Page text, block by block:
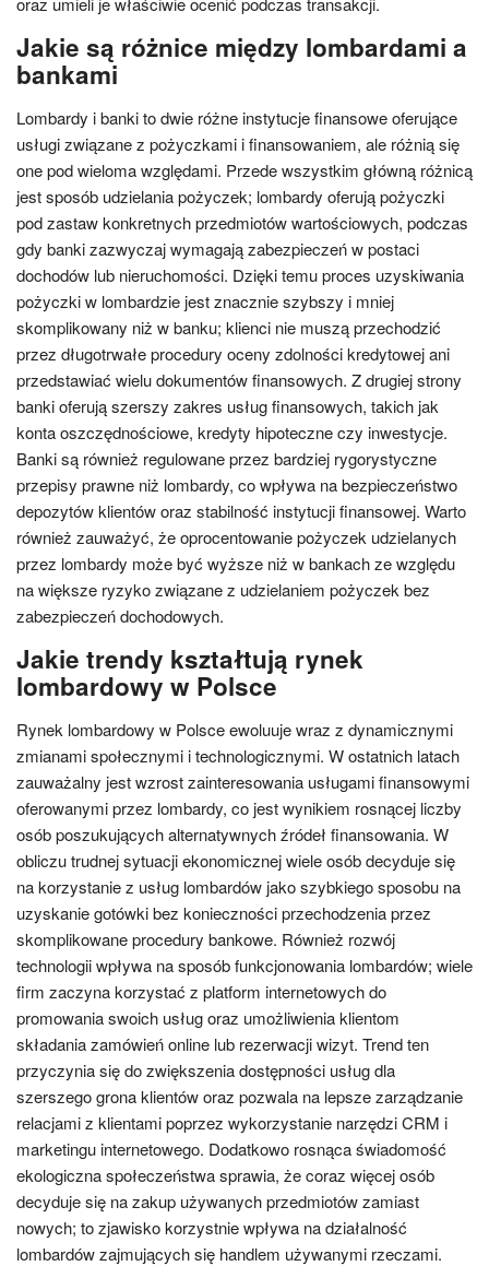
Jakie są różnice między lombardami a
bankami
Lombardy i banki to dwie różne instytucje finansowe oferujące
usługi związane z pożyczkami i finansowaniem, ale różnią się
one pod wieloma względami. Przede wszystkim główną różnicą
jest sposób udzielania pożyczek; lombardy oferują pożyczki
pod zastaw konkretnych przedmiotów wartościowych, podczas
gdy banki zazwyczaj wymagają zabezpieczeń w postaci
dochodów lub nieruchomości. Dzięki temu proces uzyskiwania
pożyczki w lombardzie jest znacznie szybszy i mniej
skomplikowany niż w banku; klienci nie muszą przechodzić
przez długotrwałe procedury oceny zdolności kredytowej ani
przedstawiać wielu dokumentów finansowych. Z drugiej strony
banki oferują szerszy zakres usług finansowych, takich jak
konta oszczędnościowe, kredyty hipoteczne czy inwestycje.
Banki są również regulowane przez bardziej rygorystyczne
przepisy prawne niż lombardy, co wpływa na bezpieczeństwo
depozytów klientów oraz stabilność instytucji finansowej. Warto
również zauważyć, że oprocentowanie pożyczek udzielanych
przez lombardy może być wyższe niż w bankach ze względu
na większe ryzyko związane z udzielaniem pożyczek bez
zabezpieczeń dochodowych.
Jakie trendy kształtują rynek
lombardowy w Polsce
Rynek lombardowy w Polsce ewoluuje wraz z dynamicznymi
zmianami społecznymi i technologicznymi. W ostatnich latach
zauważalny jest wzrost zainteresowania usługami finansowymi
oferowanymi przez lombardy, co jest wynikiem rosnącej liczby
osób poszukujących alternatywnych źródeł finansowania. W
obliczu trudnej sytuacji ekonomicznej wiele osób decyduje się
na korzystanie z usług lombardów jako szybkiego sposobu na
uzyskanie gotówki bez konieczności przechodzenia przez
skomplikowane procedury bankowe. Również rozwój
technologii wpływa na sposób funkcjonowania lombardów; wiele
firm zaczyna korzystać z platform internetowych do
promowania swoich usług oraz umożliwienia klientom
składania zamówień online lub rezerwacji wizyt. Trend ten
przyczynia się do zwiększenia dostępności usług dla
szerszego grona klientów oraz pozwala na lepsze zarządzanie
relacjami z klientami poprzez wykorzystanie narzędzi CRM i
marketingu internetowego. Dodatkowo rosnąca świadomość
ekologiczna społeczeństwa sprawia, że coraz więcej osób
decyduje się na zakup używanych przedmiotów zamiast
nowych; to zjawisko korzystnie wpływa na działalność
lombardów zajmujących się handlem używanymi rzeczami.